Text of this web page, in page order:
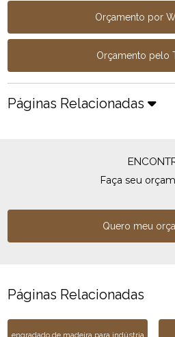
Orçamento por
Orçamento pelo
Páginas Relacionadas
Faça seu
Quero meu
Páginas Relacionadas
engradado de madeira para indústria